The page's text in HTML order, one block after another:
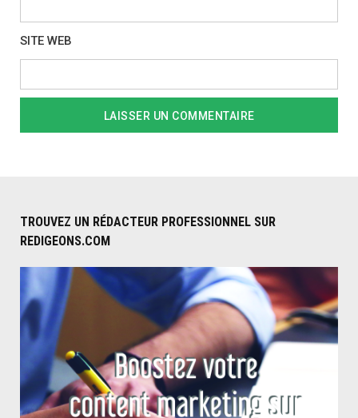
SITE WEB
TROUVEZ UN RÉDACTEUR PROFESSIONNEL SUR
REDIGEONS.COM